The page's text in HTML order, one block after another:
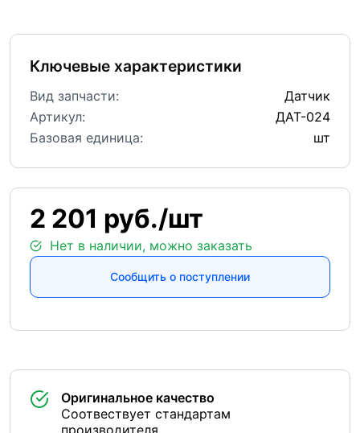
2 201 руб./шт
Нет в наличии, можно заказать
Сообщить о поступлении
Ключевые характеристики
Вид запчасти:
Датчик
Артикул:
ДАТ-024
Базовая единица:
шт
Оригинальное качество
Соотвествует стандартам